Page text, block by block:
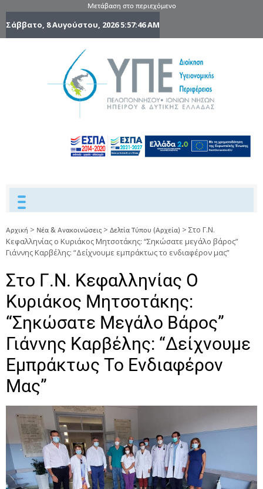
Μετάβαση στο περιεχόμενο
Σάββατο, 8 Αυγούστου, 20265:57:47 AM
Ηπείρου
Δυτικής
Ελλάδας
Αρχική > Νέα & Ανακοινώσεις > Δελτία Τύπου (Αρχεία) > Στο Γ.Ν.
Κεφαλληνίας ο Κυριάκος Μητσοτάκης: “Σηκώσατε μεγάλο βάρος”
Γιάννης Καρβέλης: “Δείχνουμε εμπράκτως το ενδιαφέρον μας”
Στο Γ.Ν. Κεφαλληνίας Ο
Κυριάκος Μητσοτάκης:
“Σηκώσατε Μεγάλο Βάρος”
Γιάννης Καρβέλης: “Δείχνουμε
Εμπράκτως Το Ενδιαφέρον
Μας”